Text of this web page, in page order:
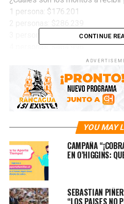
1 persona: $176.201
3 personas: $380.183
4 personas: $464.996
6 personas: $617.609
7 personas: $687.981
8 personas: $755.389
9 personas: $820.309
RELATED TOPICS: BONO
UP NEXT
ELECCIONES MUNICIPALES
Y QUÉ LLEVAR?
DON'T MISS
CONTINUE
YOU MAY
CAMPAÑA
EN O’HIGGINS:
SEBASTIAN